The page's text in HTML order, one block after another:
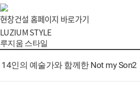
현창건설 홈페이지 바로가기
LUZIUM STYLE
루지움 스타일
14인의 예술가와 함께한 Not my Son2